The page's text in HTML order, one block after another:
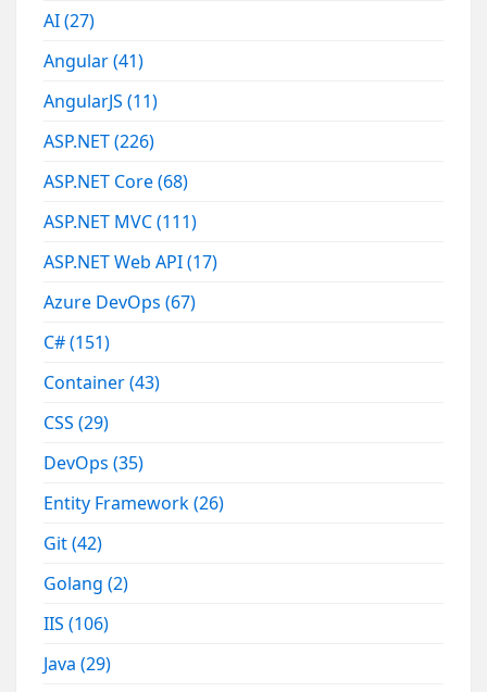
AI(27)
Angular(41)
AngularJS(11)
ASP.NET(226)
ASP.NET Core(68)
ASP.NET MVC(111)
ASP.NET Web API(17)
Azure DevOps(67)
C#(151)
Container(43)
CSS(29)
DevOps(35)
Entity Framework(26)
Git(42)
Golang(2)
IIS(106)
Java(29)